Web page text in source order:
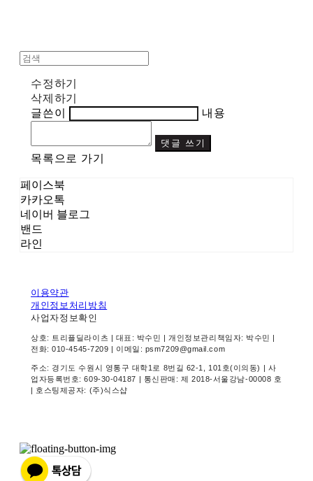
수정하기
삭제하기
글쓴이
내용
댓글 쓰기
목록으로 가기
페이스북
카카오톡
네이버 블로그
밴드
라인
이용약관
개인정보처리방침
사업자정보확인
상호: 트리플딜라이츠 | 대표: 박수민 | 개인정보관리책임자: 박수민 |
전화: 010-4545-7209 | 이메일: psm7209@gmail.com
주소: 경기도 수원시 영통구 대학1로 8번길 62-1, 101호(이의동) | 사
업자등록번호:609-30-04187 | 통신판매: 제 2018-서울강남-00008 호
| 호스팅제공자: (주)식스샵